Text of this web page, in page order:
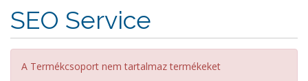
SEO Service
A Termékcsoport nem tartalmaz termékeket